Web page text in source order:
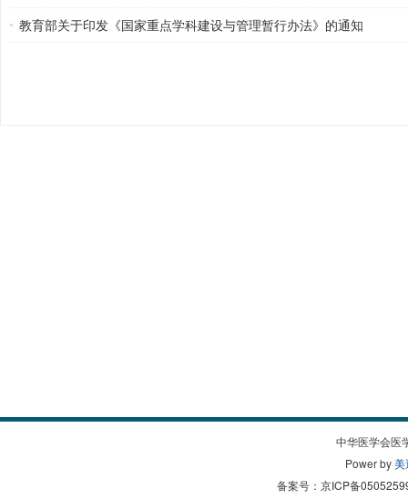
教育部关于印发《国家重点学科建设与管理暂行办法》的通知
中华医学会医
Power by美
备案号： 京ICP备